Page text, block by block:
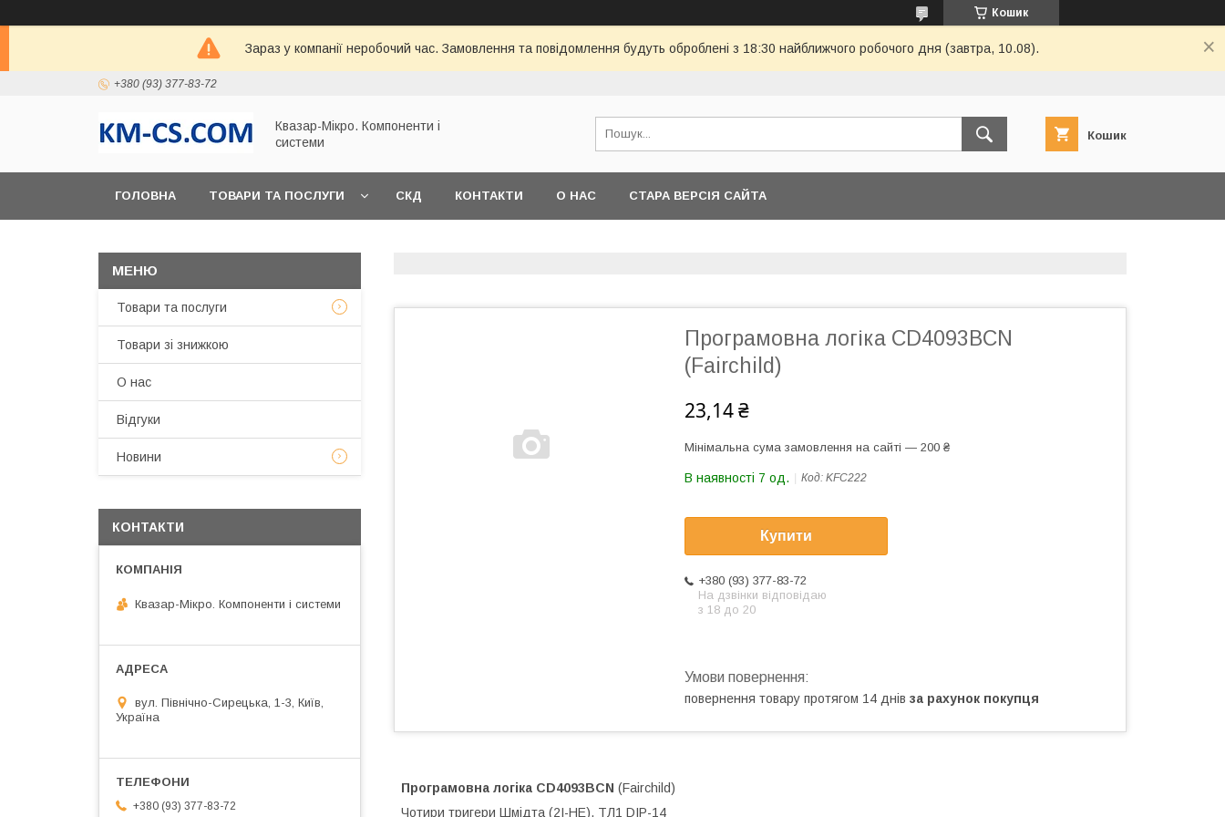
Кошик
Зараз у компанії неробочий час. Замовлення та повідомлення будуть оброблені з 18:30 найближчого робочого дня (завтра, 10.08).
+380 (93) 377-83-72
Квазар-Мікро. Компоненти і
системи
Кошик
ГОЛОВНА ТОВАРИ ТА ПОСЛУГИ СКД КОНТАКТИ О НАС СТАРА ВЕРСІЯ САЙТА
Програмовна логіка CD4093BCN
(Fairchild)
23,14 ₴
Мінімальна сума замовлення на сайті — 200 ₴
В наявності 7 од. Код: KFC222
Купити
+380 (93) 377-83-72
На дзвінки відповідаю
з 18 до 20
повернення товару протягом 14 днів за рахунок покупця
Програмовна логіка CD4093BCN (Fairchild)
Чотири тригери Шмідта (2І-НЕ), ТЛ1 DIP-14
Товари та послуги
Товари зі знижкою
О нас
Відгуки
Новини
КОНТАКТИ
Квазар-Мікро. Компоненти і системи
вул. Північно-Сирецька, 1-3, Київ,
Україна
+380 (93) 377-83-72